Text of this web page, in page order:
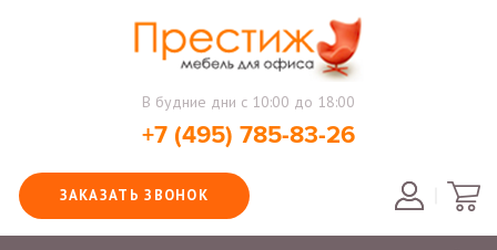
В будние дни с 10:00 до 18:00
+7 (495) 785-83-26
ЗАКАЗАТЬ ЗВОНОК